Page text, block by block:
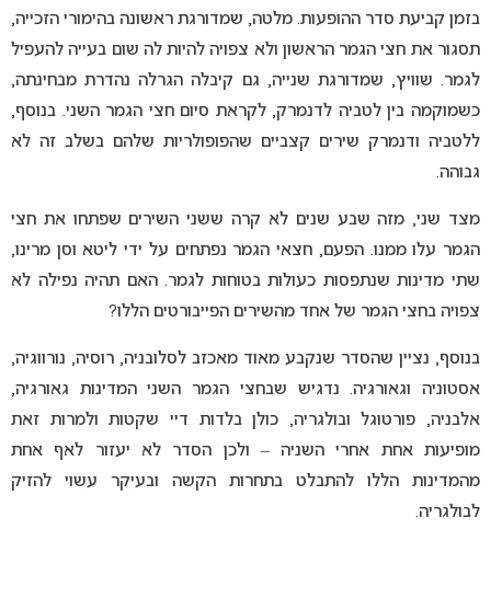
בזמן קביעת סדר ההופעות. מלטה, שמדורגת ראשונה בהימורי הזכייה,
תסגור את חצי הגמר הראשון ולא צפויה להיות לה שום בעייה להעפיל
לגמר. שוויץ, שמדורגת שנייה, גם קיבלה הגרלה נהדרת מבחינתה,
כשמוקמה בין לטביה לדנמרק, לקראת סיום חצי הגמר השני. בנוסף,
ללטביה ודנמרק שירים קצביים שהפופולריות שלהם בשלב זה לא
גבוהה.
מצד שני, מזה שבע שנים לא קרה ששני השירים שפתחו את חצי
הגמר עלו ממנו. הפעם, חצאי הגמר נפתחים על ידי ליטא וסן מרינו,
שתי מדינות שנתפסות כעולות בטוחות לגמר. האם תהיה נפילה לא
צפויה בחצי הגמר של אחד מהשירים הפייבורטים הללו?
בנוסף, נציין שהסדר שנקבע מאוד מאכזב לסלובניה, רוסיה, נורווגיה,
אסטוניה וגאורגיה. נדגיש שבחצי הגמר השני המדינות גאורגיה,
אלבניה, פורטוגל ובולגריה, כולן בלדות דיי שקטות ולמרות זאת
מופיעות אחת אחרי השניה – ולכן הסדר לא יעזור לאף אחת
מהמדינות הללו להתבלט בתחרות הקשה ובעיקר עשוי להזיק
לבולגריה.